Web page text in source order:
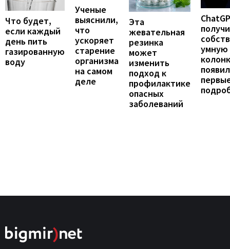
Что будет,
если каждый
день пить
газированную
воду
Ученые
выяснили,
что
ускоряет
старение
организма
на самом
деле
Эта
жевательная
резинка
может
изменить
подход к
профилактике
опасных
заболеваний
умную